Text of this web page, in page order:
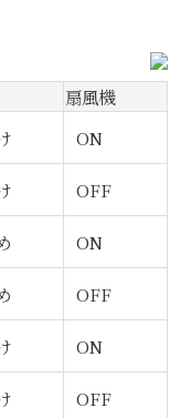
扇風機
ON
OFF
ON
OFF
ON
OFF